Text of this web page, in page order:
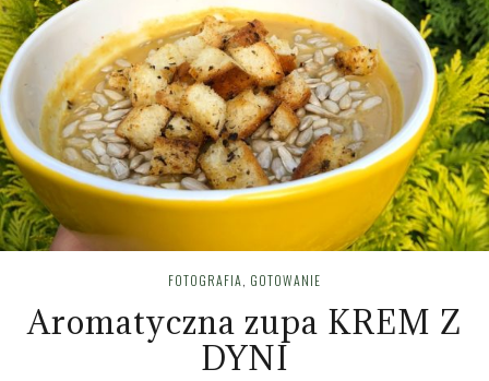
FOTOGRAFIA, GOTOWANIE
Aromatyczna zupa KREM Z
DYNI